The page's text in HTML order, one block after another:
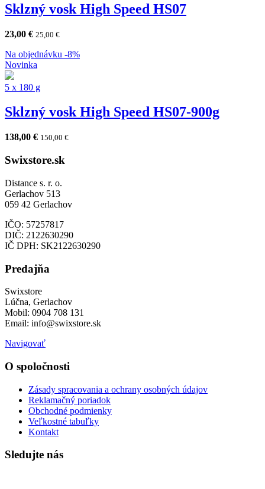
Sklzný vosk High Speed HS07
23,00 € 25,00 €
Na objednávku -8%
Novinka
5 x 180 g
Sklzný vosk High Speed HS07-900g
138,00 € 150,00 €
Swixstore.sk
Distance s. r. o.
Gerlachov 513
059 42 Gerlachov
IČO: 57257817
DIČ: 2122630290
IČ DPH: SK2122630290
Predajňa
Swixstore
Lúčna, Gerlachov
Mobil: 0904 708 131
Email: info@swixstore.sk
Navigovať
O spoločnosti
Zásady spracovania a ochrany osobných údajov
Reklamačný poriadok
Obchodné podmienky
Veľkostné tabuľky
Kontakt
Sledujte nás